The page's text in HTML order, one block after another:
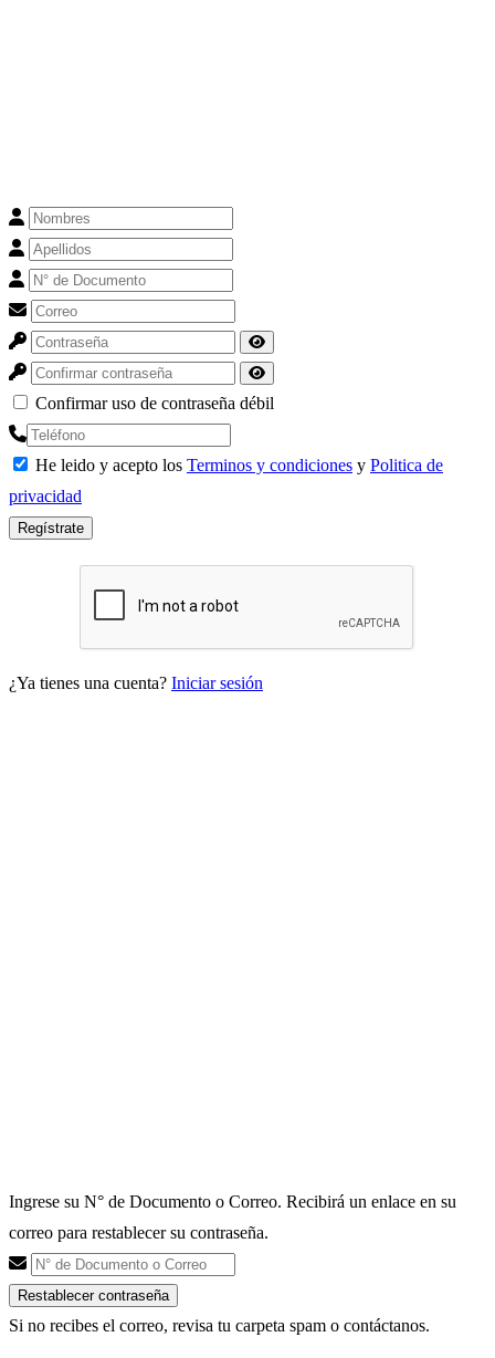
Confirmar uso de contraseña débil
He leido y acepto los Terminos y condiciones y Politica de
privacidad
Regístrate
¿Ya tienes una cuenta? Iniciar sesión
Ingrese su N° de Documento o Correo. Recibirá un enlace en su
correo para restablecer su contraseña.
Restablecer contraseña
Si no recibes el correo, revisa tu carpeta spam o contáctanos.